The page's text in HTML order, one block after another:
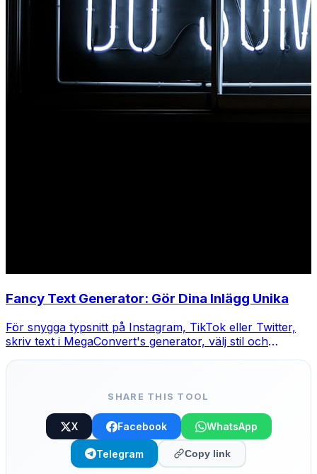
Fancy Text Generator: Gör Dina Inlägg Unika
För snygga typsnitt på Instagram, TikTok eller Twitter,
skriv text i MegaConvert's generator, välj stil och
SHARE THIS TOOL
X Facebook WhatsApp
Telegram Copy link